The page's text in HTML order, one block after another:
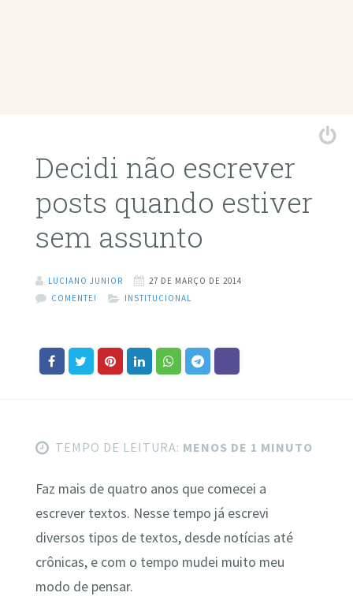
Decidi não escrever
posts quando estiver
sem assunto
LUCIANO JUNIOR
27 DE MARÇO DE 2014
COMENTE!
INSTITUCIONAL
TEMPO DE LEITURA: MENOS DE 1 MINUTO
Faz mais de quatro anos que comecei a
escrever textos. Nesse tempo já escrevi
diversos tipos de textos, desde notícias até
crônicas, e com o tempo mudei muito meu
modo de pensar.